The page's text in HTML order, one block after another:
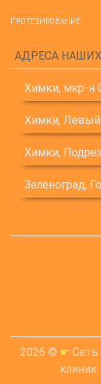
ПРОТЕЗИРОВАНИЕ
АДРЕСА
Химки, мкр-н
Химки, Левый
Химки,
Зеленоград,
2026 © ☛ Сеть
клиник.